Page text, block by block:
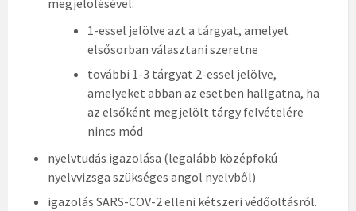
megjelölésével:
1-essel jelölve azt a tárgyat, amelyet
elsősorban választani szeretne
további 1-3 tárgyat 2-essel jelölve,
amelyeket abban az esetben hallgatna, ha
az elsőként megjelölt tárgy felvételére
nincs mód
nyelvtudás igazolása (legalább középfokú
nyelvvizsga szükséges angol nyelvből)
igazolás SARS-COV-2 elleni kétszeri védőoltásról.